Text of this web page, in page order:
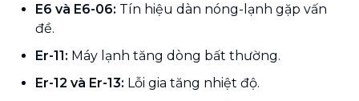
E6 và E6-06: Tín hiệu dàn nóng-lạnh gặp vấn
đề.
Er-11: Máy lạnh tăng dòng bất thường.
Er-12 và Er-13: Lỗi gia tăng nhiệt độ.